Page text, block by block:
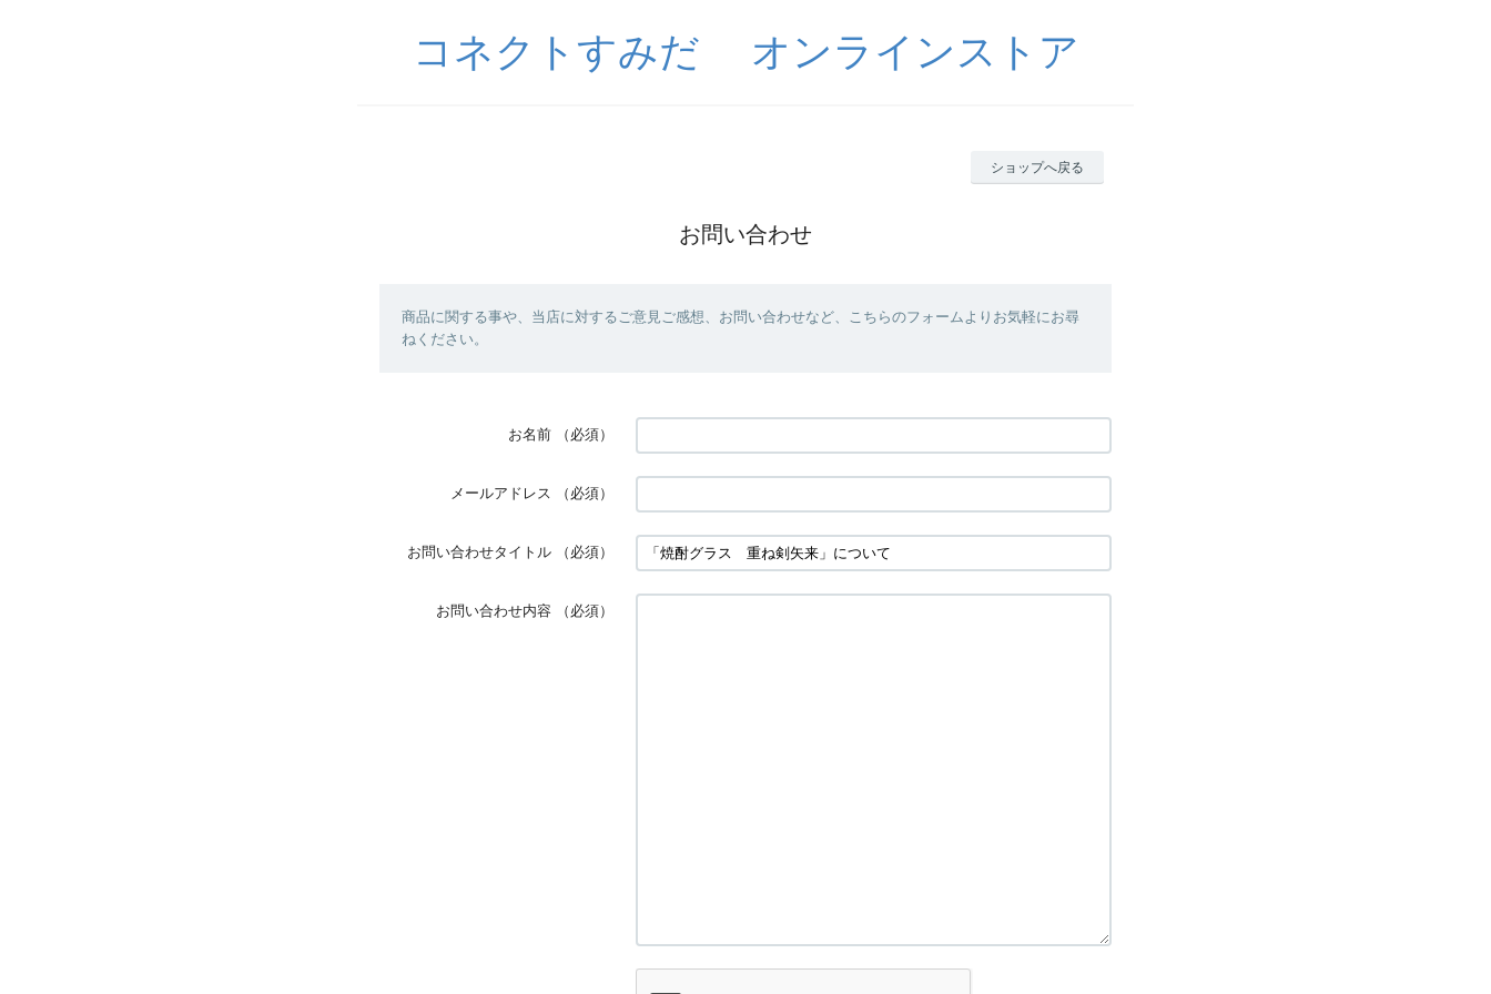
コネクトすみだ オンラインストア
ショップへ戻る
お問い合わせ
商品に関する事や、当店に対するご意見ご感想、お問い合わせなど、こちらのフォームよりお気軽にお尋
ねください。
お名前 （必須）
メールアドレス （必須）
お問い合わせタイトル （必須）
お問い合わせ内容 （必須）